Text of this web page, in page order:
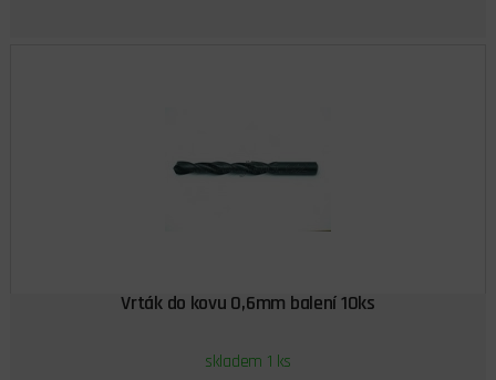
Vrták do kovu 0,6mm balení 10ks
skladem 1 ks